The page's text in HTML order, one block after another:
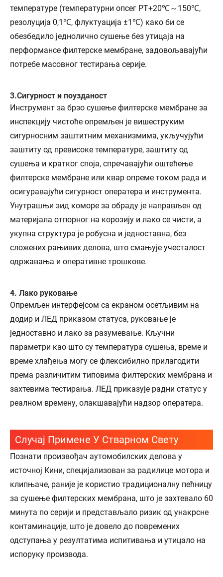
температуре (температурни опсег РТ+20℃～150℃,
резолуција 0,1℃, флуктуација ±1℃) како би се
обезбедило једнолично сушење без утицаја на
перформансе филтерске мембране, задовољавајући
потребе масовног тестирања серије.
3.Сигурност и поузданост
Инструмент за брзо сушење филтерске мембране за
инспекцију чистоће опремљен је вишеструким
сигурносним заштитним механизмима, укључујући
заштиту од превисоке температуре, заштиту од
сушења и кратког споја, спречавајући оштећење
филтерске мембране или квар опреме током рада и
осигуравајући сигурност оператера и инструмента.
Унутрашњи зид коморе за обраду је направљен од
материјала отпорног на корозију и лако се чисти, а
укупна структура је робусна и једноставна, без
сложених рањивих делова, што смањује учесталост
одржавања и оперативне трошкове.
4. Лако руковање
Опремљен интерфејсом са екраном осетљивим на
додир и ЛЕД приказом статуса, руковање је
једноставно и лако за разумевање. Кључни
параметри као што су температура сушења, време и
време хлађења могу се флексибилно прилагодити
према различитим типовима филтерских мембрана и
захтевима тестирања. ЛЕД приказује радни статус у
реалном времену, олакшавајући надзор оператера.
Случај Примене У Стварном Свету
Познати произвођач аутомобилских делова у
источној Кини, специјализован за радилице мотора и
клипњаче, раније је користио традиционалну пећницу
за сушење филтерских мембрана, што је захтевало 60
минута по серији и представљало ризик од унакрсне
контаминације, што је довело до повремених
одступања у резултатима испитивања и утицало на
испоруку производа.